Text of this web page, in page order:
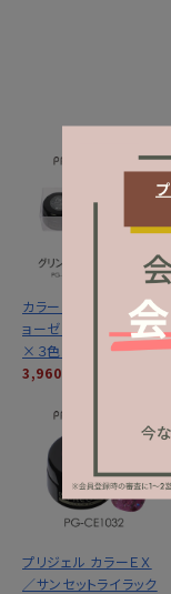
カラーＥＸ／グリントジ
ョーゼットシリーズ３ｇ
×３色セット
3,960円
プリジェル カラーＥＸ
／サンセットライラック